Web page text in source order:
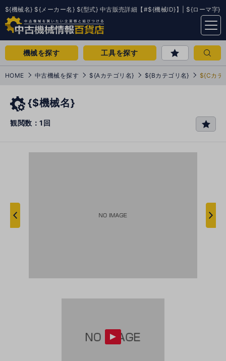
${機械名} ${メーカー名} ${型式} 中古販売詳細【#${機械ID}】| ${ローマ字}
menu
機械を探す 工具を探す
HOME 中古機械を探す ${Aカテゴリ名} ${Bカテゴリ名} ${Cカテ
{$機械名}
観閲数：1回
favo